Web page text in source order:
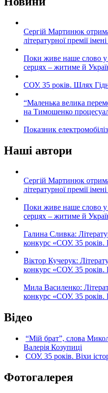
Сергій Мартинюк
літературної премії
Поки живе наше слово
серцях – житиме й
СОУ. 35 років. Шлях
“Маленька велика
на Тимошенко
Показник
Наші автори
Сергій Мартинюк
літературної премії
Поки живе наше слово
серцях – житиме й
Галина Сливка:
конкурс «СОУ. 35 років.
Віктор Кучерук:
конкурс «СОУ. 35 років.
Мила Василенко:
конкурс «СОУ. 35 років.
Відео
“Мій брат”, слова
Валерія Козупиці
СОУ. 35 років. Віхи
Фотогалерея